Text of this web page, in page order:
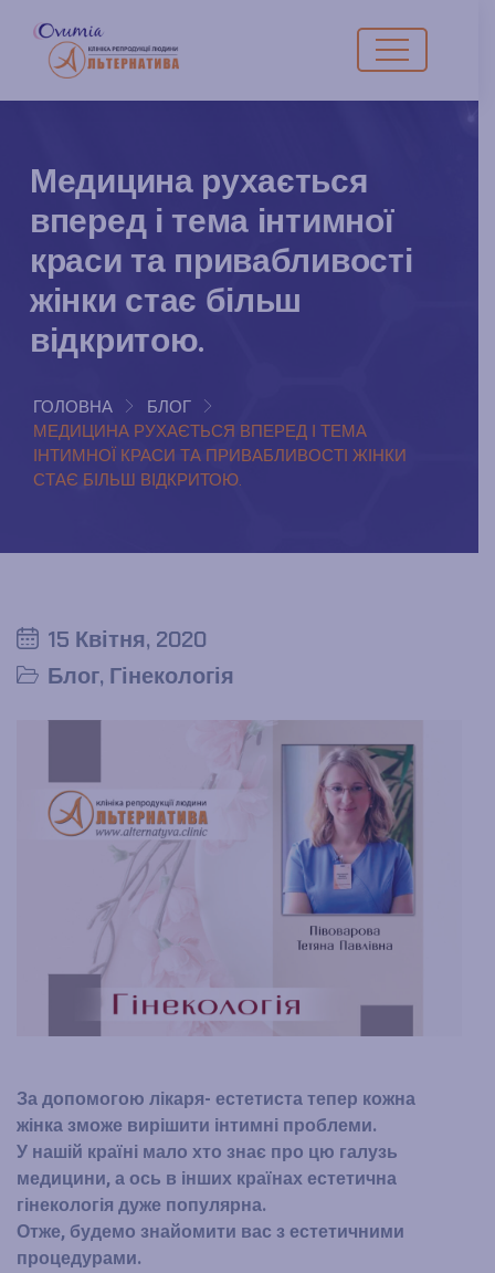
Медицина рухається
вперед і тема інтимної
краси та привабливості
жінки стає більш
відкритою.
ГОЛОВНА
БЛОГ
МЕДИЦИНА РУХАЄТЬСЯ ВПЕРЕД І ТЕМА
ІНТИМНОЇ КРАСИ ТА ПРИВАБЛИВОСТІ ЖІНКИ
СТАЄ БІЛЬШ ВІДКРИТОЮ.
15 Квітня, 2020
Блог, Гінекологія
За допомогою лікаря- естетиста тепер кожна
жінка зможе вирішити інтимні проблеми.
У нашій країні мало хто знає про цю галузь
медицини, а ось в інших країнах естетична
гінекологія дуже популярна.
Отже, будемо знайомити вас з естетичними
процедурами.